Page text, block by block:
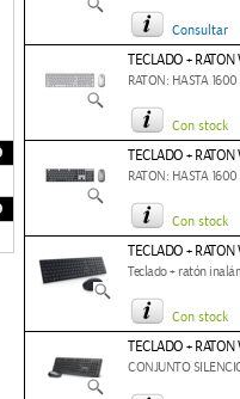
Consultar
TECLADO +
RATON: HASTA
Con stock
TECLADO +
RATON: HASTA
Con stock
TECLADO +
Teclado + ratón
Con stock
TECLADO +
CONJUNTO